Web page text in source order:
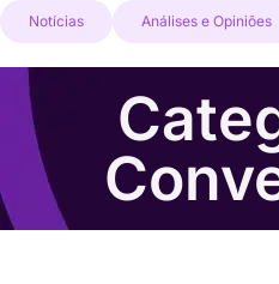
Notícias Análises e Opiniões